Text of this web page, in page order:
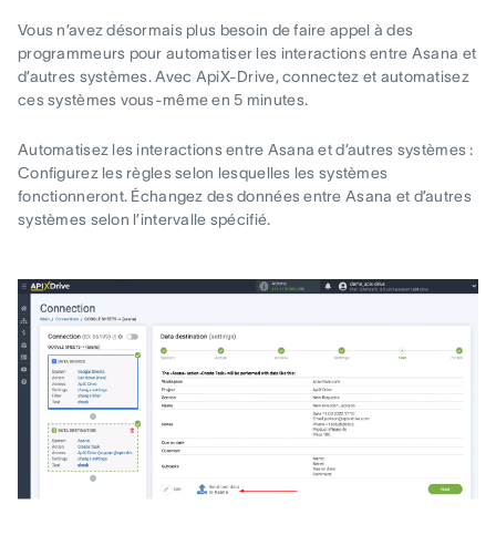
Vous n’avez désormais plus besoin de faire appel à des
programmeurs pour automatiser les interactions entre Asana et
d’autres systèmes. Avec ApiX-Drive, connectez et automatisez
ces systèmes vous-même en 5 minutes.
Automatisez les interactions entre Asana et d’autres systèmes :
Configurez les règles selon lesquelles les systèmes
fonctionneront. Échangez des données entre Asana et d’autres
systèmes selon l’intervalle spécifié.